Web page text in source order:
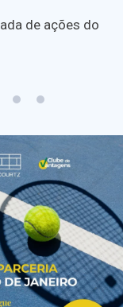
de ações do